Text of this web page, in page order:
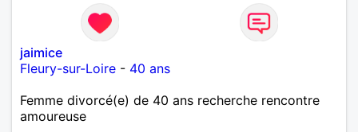
jaimice
Fleury-sur-Loire - 40 ans
Femme divorcé(e) de 40 ans recherche rencontre
amoureuse